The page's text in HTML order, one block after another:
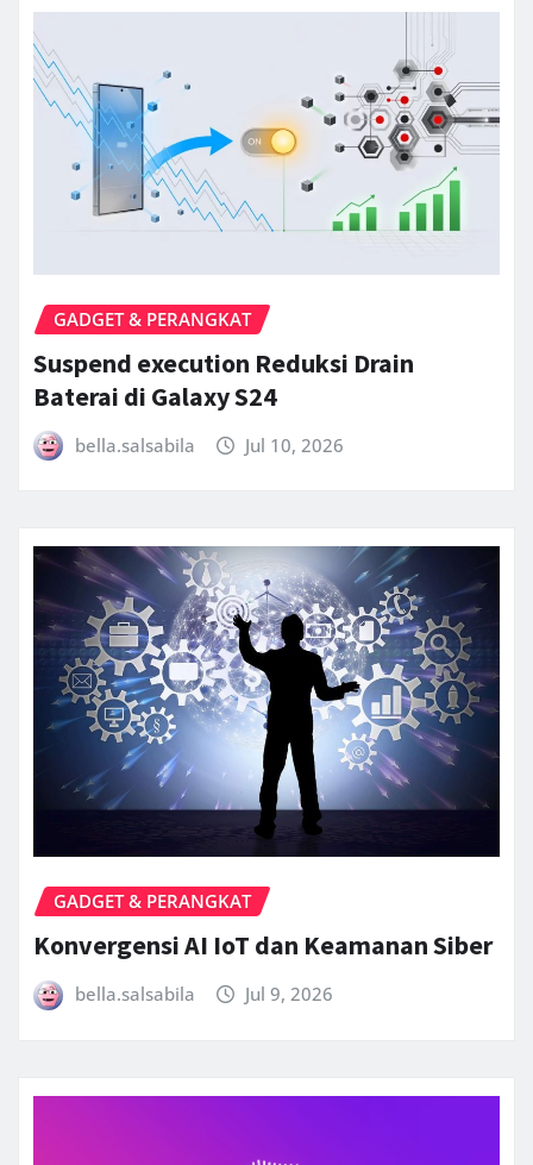
GADGET & PERANGKAT
Suspend execution Reduksi Drain
Baterai di Galaxy S24
bella.salsabila Jul 10, 2026
GADGET & PERANGKAT
Konvergensi AI IoT dan Keamanan Siber
bella.salsabila Jul 9, 2026